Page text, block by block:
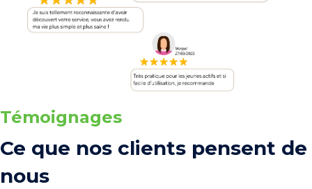
Témoignages
Ce que nos clients pensent de
nous